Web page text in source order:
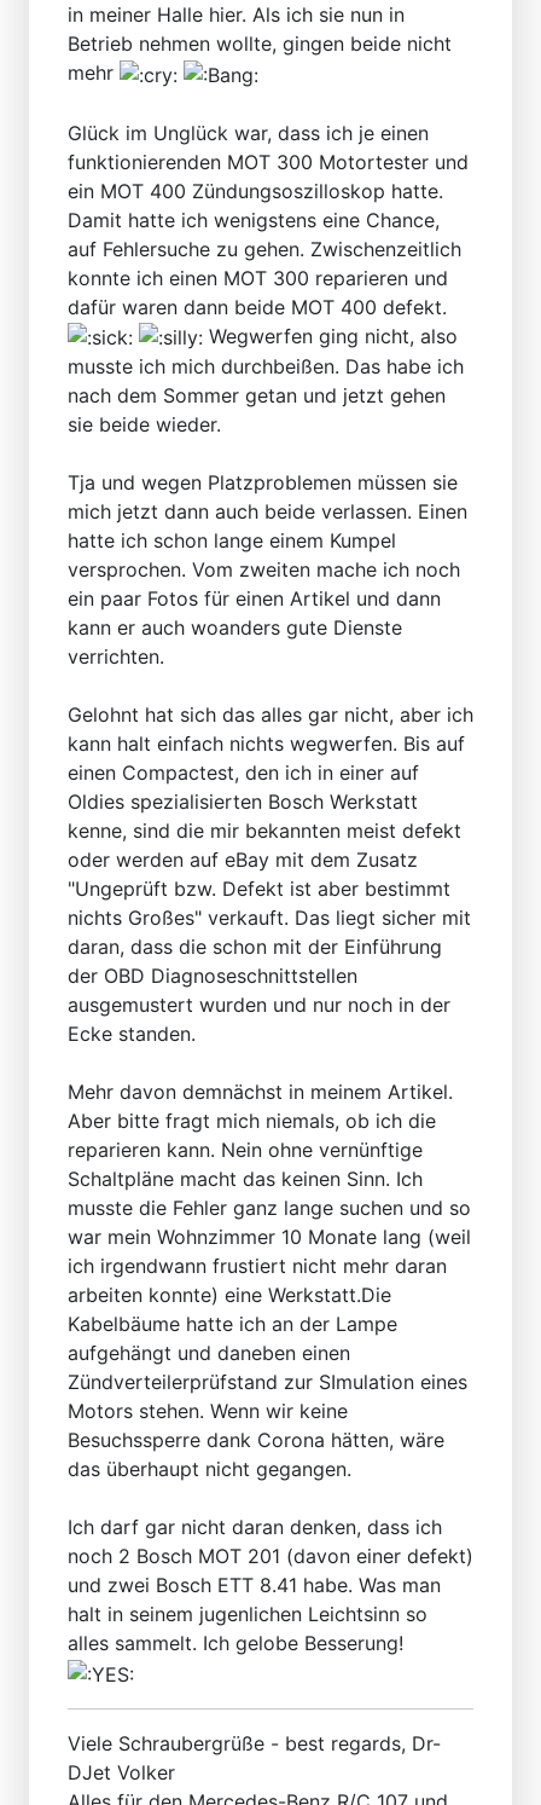
in meiner Halle hier. Als ich sie nun in
Betrieb nehmen wollte, gingen beide nicht
mehr
Glück im Unglück war, dass ich je einen
funktionierenden MOT 300 Motortester und
ein MOT 400 Zündungsoszilloskop hatte.
Damit hatte ich wenigstens eine Chance,
auf Fehlersuche zu gehen. Zwischenzeitlich
konnte ich einen MOT 300 reparieren und
dafür waren dann beide MOT 400 defekt.
Wegwerfen ging nicht, also
musste ich mich durchbeißen. Das habe ich
nach dem Sommer getan und jetzt gehen
sie beide wieder.
Tja und wegen Platzproblemen müssen sie
mich jetzt dann auch beide verlassen. Einen
hatte ich schon lange einem Kumpel
versprochen. Vom zweiten mache ich noch
ein paar Fotos für einen Artikel und dann
kann er auch woanders gute Dienste
verrichten.
Gelohnt hat sich das alles gar nicht, aber ich
kann halt einfach nichts wegwerfen. Bis auf
einen Compactest, den ich in einer auf
Oldies spezialisierten Bosch Werkstatt
kenne, sind die mir bekannten meist defekt
oder werden auf eBay mit dem Zusatz
"Ungeprüft bzw. Defekt ist aber bestimmt
nichts Großes" verkauft. Das liegt sicher mit
daran, dass die schon mit der Einführung
der OBD Diagnoseschnittstellen
ausgemustert wurden und nur noch in der
Ecke standen.
Mehr davon demnächst in meinem Artikel.
Aber bitte fragt mich niemals, ob ich die
reparieren kann. Nein ohne vernünftige
Schaltpläne macht das keinen Sinn. Ich
musste die Fehler ganz lange suchen und so
war mein Wohnzimmer 10 Monate lang (weil
ich irgendwann frustiert nicht mehr daran
arbeiten konnte) eine Werkstatt.Die
Kabelbäume hatte ich an der Lampe
aufgehängt und daneben einen
Zündverteilerprüfstand zur SImulation eines
Motors stehen. Wenn wir keine
Besuchssperre dank Corona hätten, wäre
das überhaupt nicht gegangen.
Ich darf gar nicht daran denken, dass ich
noch 2 Bosch MOT 201 (davon einer defekt)
und zwei Bosch ETT 8.41 habe. Was man
halt in seinem jugenlichen Leichtsinn so
alles sammelt. Ich gelobe Besserung!
Viele Schraubergrüße - best regards, Dr-
DJet Volker